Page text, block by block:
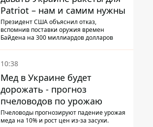
Patriot – нам и самим нужны
Президент США объяснил отказ,
вспомнив поставки оружия времен
Байдена на 300 миллиардов долларов
10:38
Мед в Украине будет
дорожать - прогноз
пчеловодов по урожаю
Пчеловоды прогнозируют падение урожая
меда на 10% и рост цен из-за засухи.